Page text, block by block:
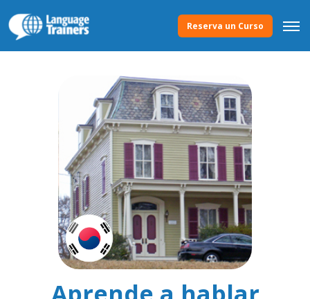
Reserva un Curso